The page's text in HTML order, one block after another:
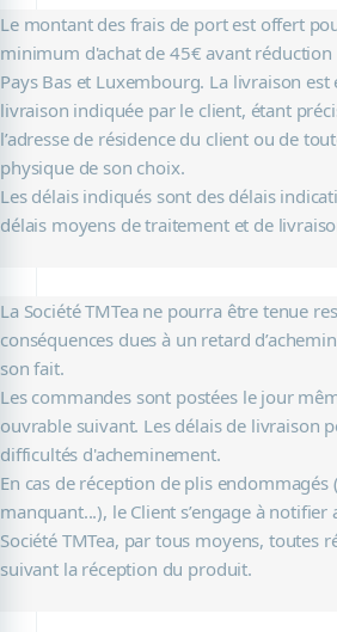
Le montant des frais de port est offert
minimum d'achat de 45€ avant réduction
Pays Bas et Luxembourg. La livraison est
livraison indiquée par le client, étant
l’adresse de résidence du client ou de
physique de son choix.
Les délais indiqués sont des délais
délais moyens de traitement et de
La Société TMTea ne pourra être tenue
conséquences dues à un retard
son fait.
Les commandes sont postées le jour
ouvrable suivant. Les délais de livraison
difficultés d'acheminement.
En cas de réception de plis
manquant...), le Client s’engage à
Société TMTea, par tous moyens, toutes
suivant la réception du produit.